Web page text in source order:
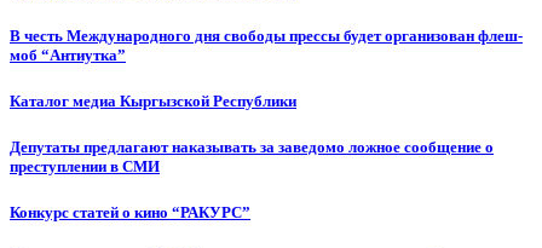
В честь Международного дня свободы прессы будет организован флеш-
моб “Антиутка”
Каталог медиа Кыргызской Республики
Депутаты предлагают наказывать за заведомо ложное сообщение о
преступлении в СМИ
Конкурс статей о кино “РАКУРС”